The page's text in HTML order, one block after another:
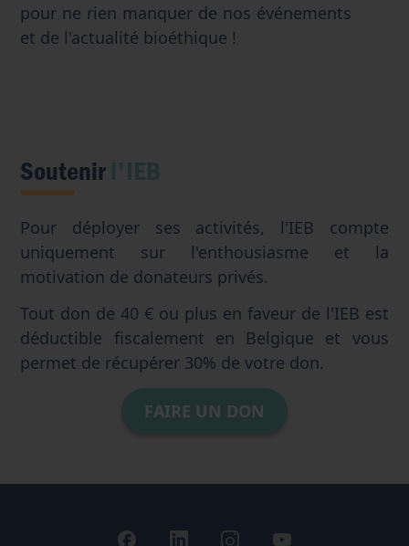
pour ne rien manquer de nos événements
et de l'actualité bioéthique !
Soutenirl'IEB
Pour déployer ses activités, l'IEB compte
uniquement sur l'enthousiasme et la
motivation de donateurs privés.
Tout don de 40 € ou plus en faveur de l'IEB est
déductible fiscalement en Belgique et vous
permet de récupérer 30% de votre don.
FAIRE UN DON